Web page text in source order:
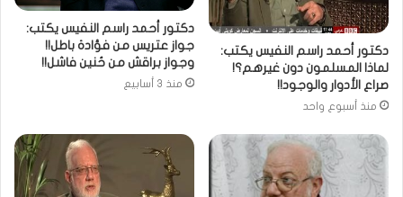
دكتور أحمد راسم النفيس يكتب:
لماذا المسلمون دون غيرهم؟!
صراع الأدوار والوجود!!
منذ أسبوع واحد
دكتور أحمد راسم النفيس يكتب:
جواز عتريس من فؤادة باطل!!
وجواز براقش من حُنين فاشل!!
منذ 3 أسابيع